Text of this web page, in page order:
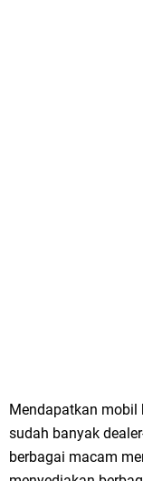
Mendapatkan mobil
sudah banyak
berbagai macam